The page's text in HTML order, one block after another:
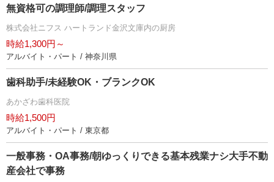
無資格可の調理師/調理スタッフ
株式会社ニフス ハートランド金沢文庫内の厨房
時給1,300円～
アルバイト・パート / 神奈川県
歯科助手/未経験OK・ブランクOK
あかざわ歯科医院
時給1,500円
アルバイト・パート / 東京都
一般事務・OA事務/朝ゆっくりできる基本残業ナシ大手不動
産会社で事務